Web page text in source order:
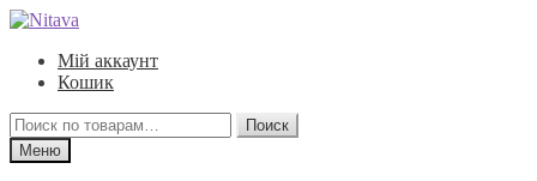
Перейти
навигации
Перейти
содержимому
Мій аккаунт
Кошик
Искать:
Поиск
Меню